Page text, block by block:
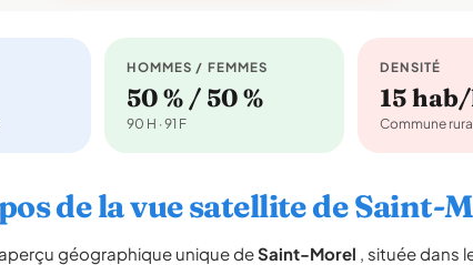
HOMMES / FEMMES
50 % / 50 %
90 H · 91 F
DENSITÉ
15
Commune
de la vue satellite de Saint-
géographique unique deSaint-Morel , située dans